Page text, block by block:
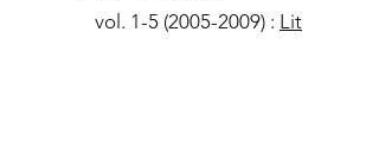
vol. 1-5 (2005-2009) : Lit